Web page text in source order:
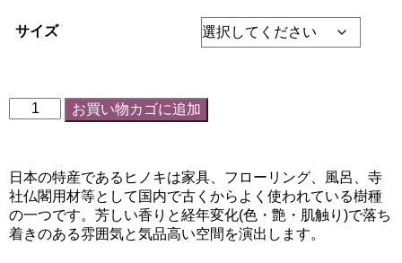
サイズ
お買い物カゴに追加
日本の特産であるヒノキは家具、フローリング、風呂、寺
社仏閣用材等として国内で古くからよく使われている樹種
の一つです。芳しい香りと経年変化(色・艶・肌触り)で落ち
着きのある雰囲気と気品高い空間を演出します。